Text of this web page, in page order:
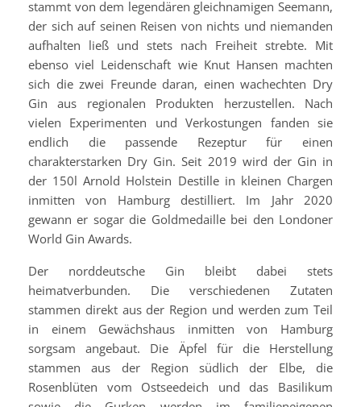
stammt von dem legendären gleichnamigen Seemann,
der sich auf seinen Reisen von nichts und niemanden
aufhalten ließ und stets nach Freiheit strebte. Mit
ebenso viel Leidenschaft wie Knut Hansen machten
sich die zwei Freunde daran, einen wachechten Dry
Gin aus regionalen Produkten herzustellen. Nach
vielen Experimenten und Verkostungen fanden sie
endlich die passende Rezeptur für einen
charakterstarken Dry Gin. Seit 2019 wird der Gin in
der 150l Arnold Holstein Destille in kleinen Chargen
inmitten von Hamburg destilliert. Im Jahr 2020
gewann er sogar die Goldmedaille bei den Londoner
World Gin Awards.
Der norddeutsche Gin bleibt dabei stets
heimatverbunden. Die verschiedenen Zutaten
stammen direkt aus der Region und werden zum Teil
in einem Gewächshaus inmitten von Hamburg
sorgsam angebaut. Die Äpfel für die Herstellung
stammen aus der Region südlich der Elbe, die
Rosenblüten vom Ostseedeich und das Basilikum